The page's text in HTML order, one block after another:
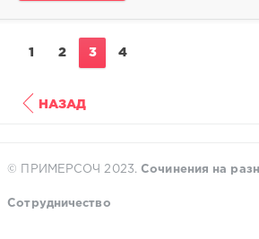
admina
1 2 3 4
НАЗАД
© ПРИМЕРСОЧ 2023.Сочинения на
Сотрудничество